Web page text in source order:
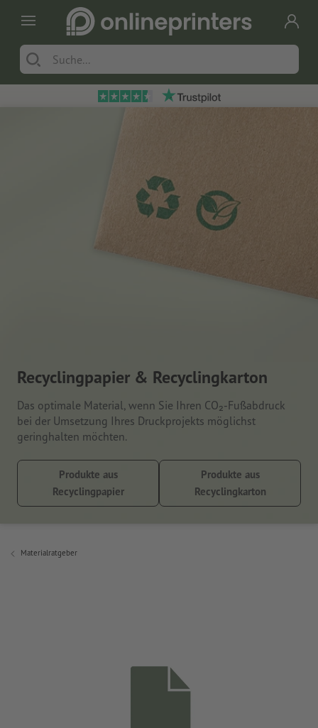
Recyclingpapier & Recyclingkarton
Das optimale Material, wenn Sie Ihren CO₂-Fußabdruck
bei der Umsetzung Ihres Druckprojekts möglichst
geringhalten möchten.
Produkte aus
Recyclingpapier
Produkte aus
Recyclingkarton
Materialratgeber